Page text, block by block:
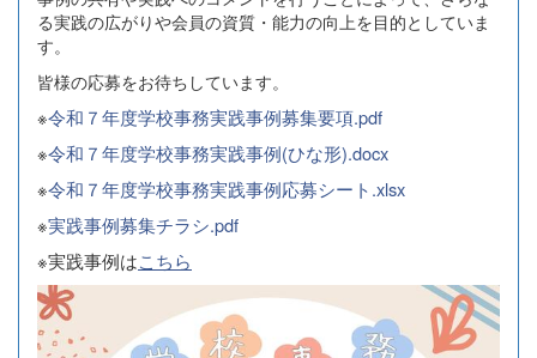
る実践の広がりや会員の資質・能力の向上を目的としていま
す。
皆様の応募をお待ちしています。
※令和７年度学校事務実践事例募集要項.pdf
※令和７年度学校事務実践事例(ひな形).docx
※令和７年度学校事務実践事例応募シート.xlsx
※実践事例募集チラシ.pdf
※実践事例はこちら